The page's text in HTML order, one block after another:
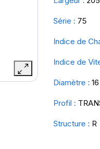
Série : 75
Indice de
Indice de
Diamètre : 16
Profil :
Structure : R